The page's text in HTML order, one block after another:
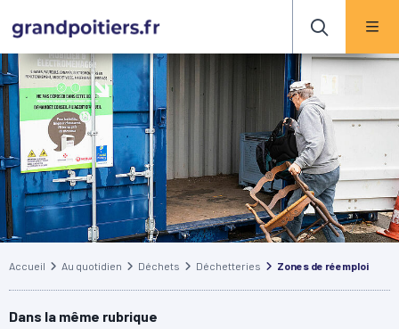
Accueil Au quotidien Déchets Déchetteries Zones de réemploi
Dans la même rubrique